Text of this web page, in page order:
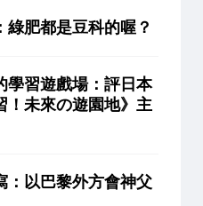
綠肥都是豆科的喔？
學習遊戲場：評日本
！未來の遊園地》主
：以巴黎外方會神父